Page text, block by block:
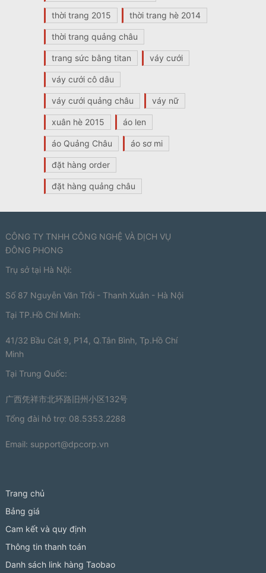
thời trang 2015 thời trang hè 2014
thời trang quảng châu
trang sức bằng titan váy cưới
váy cưới cô dâu
váy cưới quảng châu váy nữ
xuân hè 2015 áo len
áo Quảng Châu áo sơ mi
đặt hàng order
đặt hàng quảng châu
CÔNG TY TNHH CÔNG NGHỆ VÀ DỊCH VỤ
ĐÔNG PHONG
Trụ sở tại Hà Nội:
Số 87 Nguyễn Văn Trỗi - Thanh Xuân - Hà Nội
Tại TP.Hồ Chí Minh:
41/32 Bầu Cát 9, P14, Q.Tân Bình, Tp.Hồ Chí
Minh
Tại Trung Quốc:
广西凭祥市北环路旧州小区132号
Tổng đài hỗ trợ: 08.5353.2288
Email: support@dpcorp.vn
Trang chủ
Bảng giá
Cam kết và quy định
Thông tin thanh toán
Danh sách link hàng Taobao